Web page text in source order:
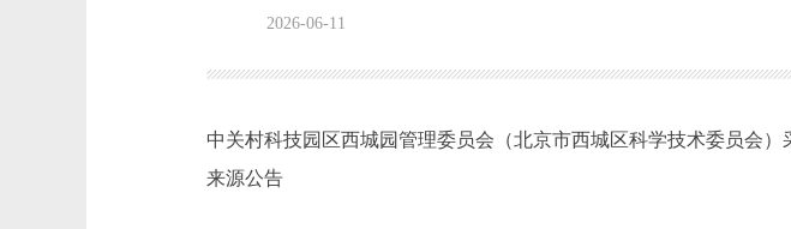
2026-06-11
中关村科技园区西城园管理委员会（北京市西城区科学技术委员会
来源公告